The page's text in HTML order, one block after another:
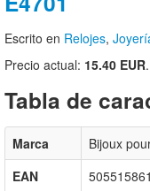
Escrito en Relojes,
Precio actual: 15.40 EUR.
Tabla de
Marca
Bijoux
EAN